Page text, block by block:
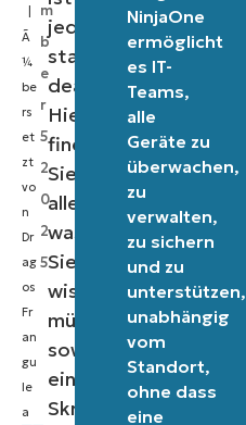
Ã
¼
be
rs
et
zt
vo
n
Dr
ag
os
Fr
an
gu
le
a
m
b
e
r
5,
2
0
2
5
jedoch
standardmäßig
deaktiviert.
Hier
finden
Sie
alles,
was
Sie
wissen
müssen,
sowie
ein
Skript,
NinjaOne
ermöglicht
es IT-
Teams,
alle
Geräte zu
überwachen,
zu
verwalten,
zu sichern
und zu
unterstützen,
unabhängig
vom
Standort,
ohne dass
eine